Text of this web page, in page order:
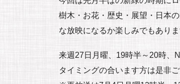
樹木・お花・歴史・展望・日本
な放映になるか楽しみでもありま
来週27日月曜、19時半～20時、
タイミングの合います方は是非ご